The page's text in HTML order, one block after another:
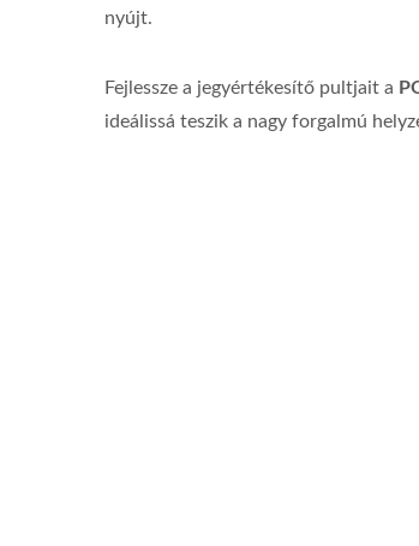
nyújt.
Fejlessze a jegyértékesítő pultjait a
ideálissá teszik a nagy forgalmú